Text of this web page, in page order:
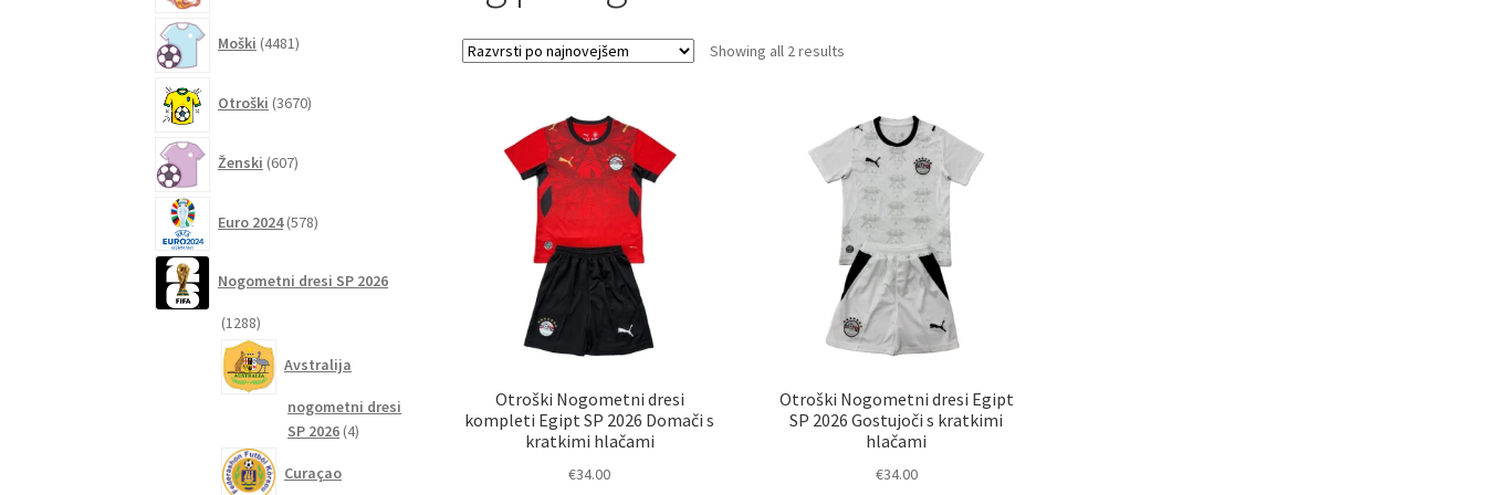
Showing all 2 resultsSorted
Otroški Nogometni dresi
kompleti Egipt SP 2026 Domači s
kratkimi hlačami
€34.00
Otroški Nogometni dresi Egipt
SP 2026 Gostujoči s kratkimi
hlačami
€34.00
Moški 4481izdelkov
Otroški 3670izdelkov
Ženski 607izdelkov
Euro 2024 578izdelkov
Nogometni dresi SP 2026
12881288
izdelkov
Avstralija
nogometni dresi
SP 2026 44
Curaçao